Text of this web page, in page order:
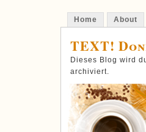
Home About
TEXT!
Dieses Blog wird
archiviert.